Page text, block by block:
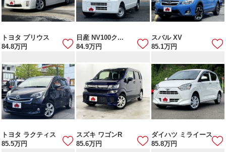
トヨタ プリウス
84.8万円
日産 NV100ク...
84.9万円
スバル XV
85.1万円
トヨタ ラクティス
85.5万円
スズキ ワゴンR
85.6万円
ダイハツ ミライース
85.8万円